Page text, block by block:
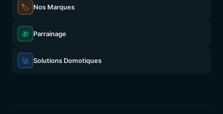
🏷️ Nos Marques
🎁 Parrainage
🚀 Solutions Domotiques